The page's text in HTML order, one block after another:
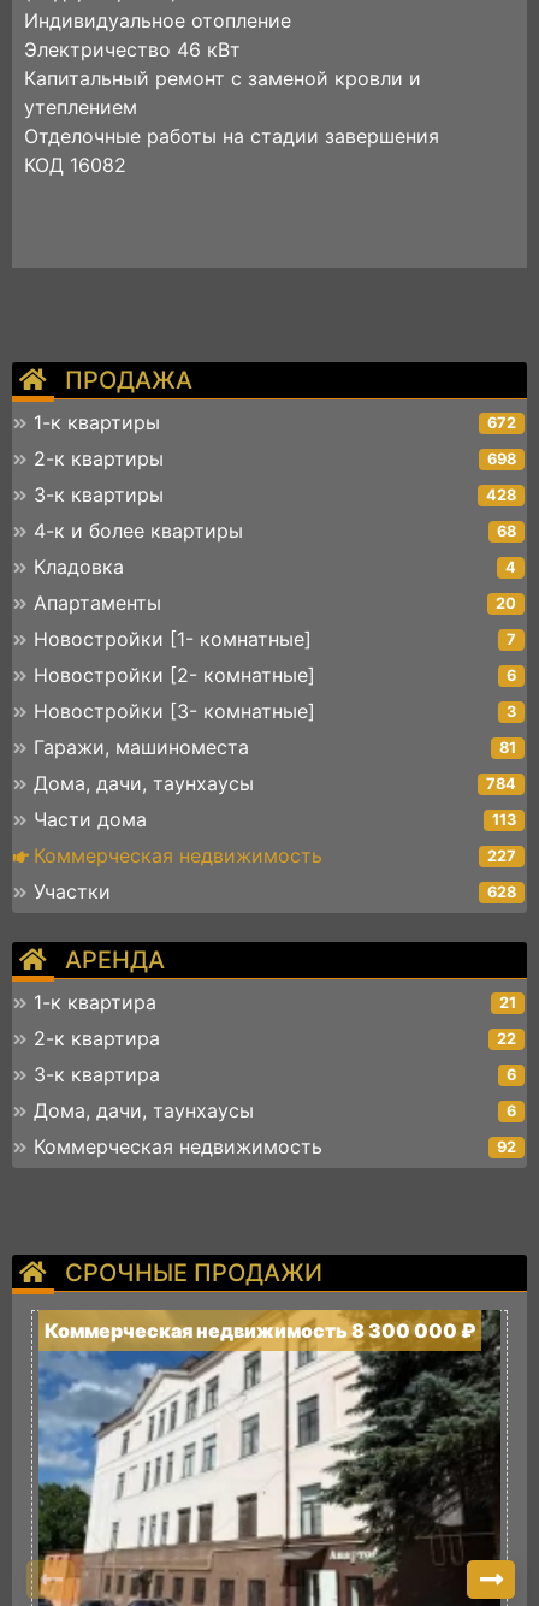
ПРОДАЖА
1-к квартиры 672
2-к квартиры 698
3-к квартиры 428
4-к и более квартиры 68
Кладовка 4
Апартаменты 20
Новостройки [1- комнатные] 7
Новостройки [2- комнатные] 6
Новостройки [3- комнатные] 3
Гаражи, машиноместа 81
Дома, дачи, таунхаусы 784
Части дома 113
Коммерческая недвижимость 227
Участки 628
АРЕНДА
1-к квартира 21
2-к квартира 22
3-к квартира 6
Дома, дачи, таунхаусы 6
Коммерческая недвижимость 92
Индивидуальное отопление
Электричество 46 кВт
Капитальный ремонт с заменой кровли и
утеплением
Отделочные работы на стадии завершения
КОД 16082
СРОЧНЫЕ ПРОДАЖИ
Коммерческая недвижимость 8 300 000 ₽